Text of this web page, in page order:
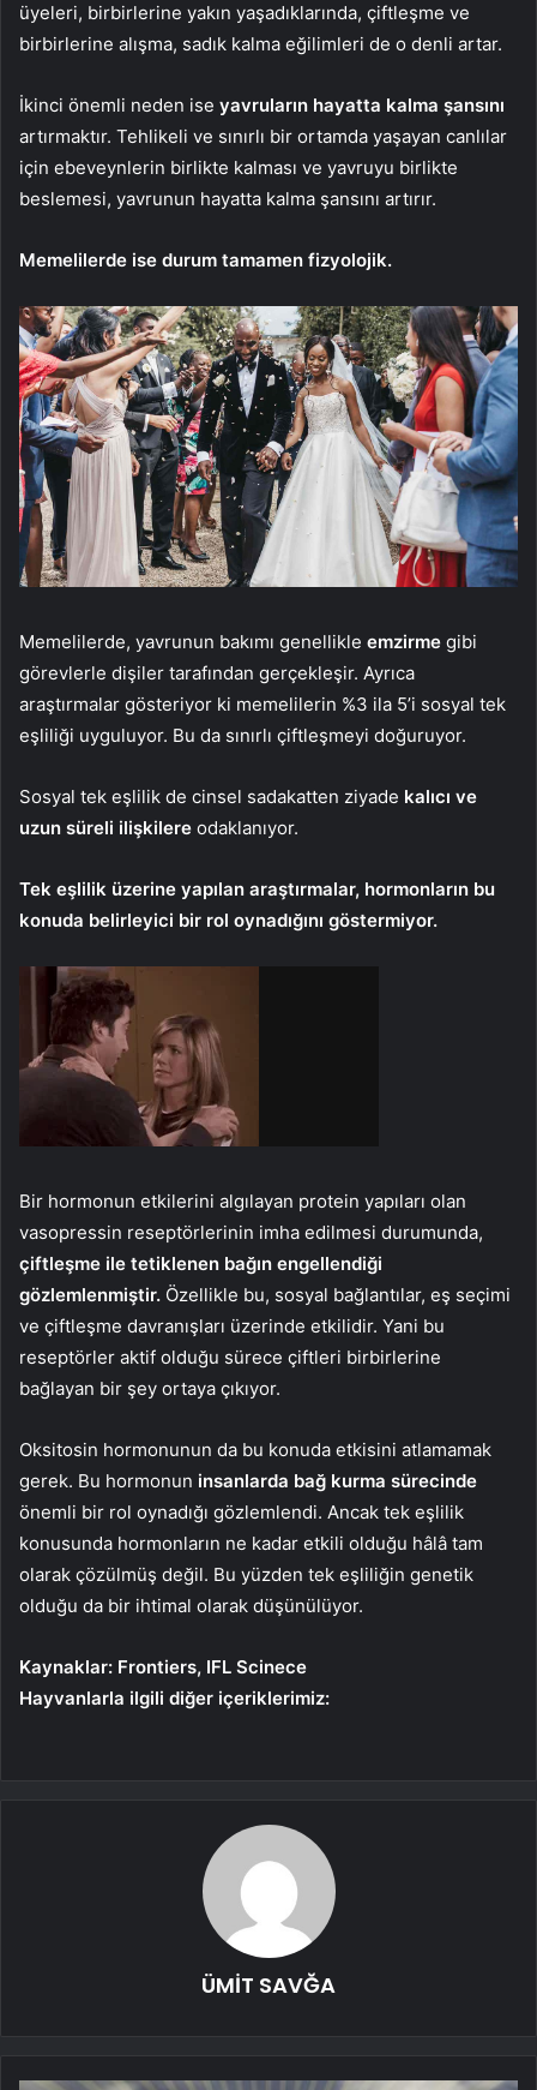
üyeleri, birbirlerine yakın yaşadıklarında, çiftleşme ve
birbirlerine alışma, sadık kalma eğilimleri de o denli artar.
İkinci önemli neden ise yavruların hayatta kalma şansını
artırmaktır. Tehlikeli ve sınırlı bir ortamda yaşayan canlılar
için ebeveynlerin birlikte kalması ve yavruyu birlikte
beslemesi, yavrunun hayatta kalma şansını artırır.
Memelilerde ise durum tamamen fizyolojik.
Memelilerde, yavrunun bakımı genellikle emzirme gibi
görevlerle dişiler tarafından gerçekleşir. Ayrıca
araştırmalar gösteriyor ki memelilerin %3 ila 5’i sosyal tek
eşliliği uyguluyor. Bu da sınırlı çiftleşmeyi doğuruyor.
Sosyal tek eşlilik de cinsel sadakatten ziyade kalıcı ve
uzun süreli ilişkilere odaklanıyor.
Tek eşlilik üzerine yapılan araştırmalar, hormonların bu
konuda belirleyici bir rol oynadığını göstermiyor.
Bir hormonun etkilerini algılayan protein yapıları olan
vasopressin reseptörlerinin imha edilmesi durumunda,
çiftleşme ile tetiklenen bağın engellendiği
gözlemlenmiştir. Özellikle bu, sosyal bağlantılar, eş seçimi
ve çiftleşme davranışları üzerinde etkilidir. Yani bu
reseptörler aktif olduğu sürece çiftleri birbirlerine
bağlayan bir şey ortaya çıkıyor.
Oksitosin hormonunun da bu konuda etkisini atlamamak
gerek. Bu hormonun insanlarda bağ kurma sürecinde
önemli bir rol oynadığı gözlemlendi. Ancak tek eşlilik
konusunda hormonların ne kadar etkili olduğu hâlâ tam
olarak çözülmüş değil. Bu yüzden tek eşliliğin genetik
olduğu da bir ihtimal olarak düşünülüyor.
Kaynaklar: Frontiers, IFL Scinece
Hayvanlarla ilgili diğer içeriklerimiz:
ÜMİT SAVĞA